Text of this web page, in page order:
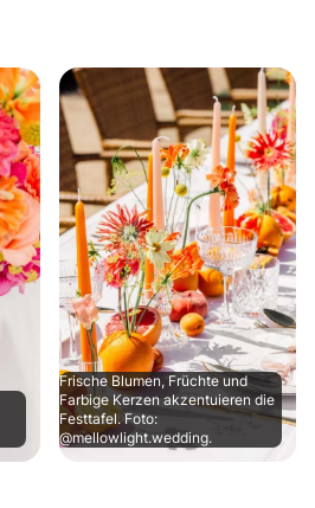
Frische Blumen, Früchte und
Farbige Kerzen akzentuieren die
Festtafel. Foto:
@mellowlight.wedding.